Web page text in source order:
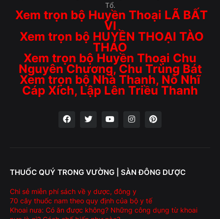
Tổ.
Xem trọn bộ Huyền Thoại LÃ BẤT
VI
Xem trọn bộ HUYỀN THOẠI TÀO
THÁO
Xem trọn bộ Huyền Thoại Chu
Nguyên Chương, Chu Trùng Bát
Xem trọn bộ Nhà Thanh, Nỗ Nhĩ
Cáp Xích, Lập Lên Triều Thanh
THUỐC QUÝ TRONG VƯỜNG | SÀN ĐÔNG DƯỢC
Chi sẻ miễn phí sách về y dược, đông y
70 cây thuốc nam theo quy định của bộ y tế
Khoai nưa: Có ăn được không? Những công dụng từ khoai